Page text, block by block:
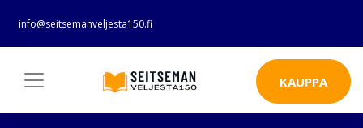
info@seitsemanveljesta150.fi
KAUPPA